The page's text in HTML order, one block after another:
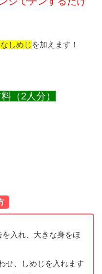
しめじ を加えます！
（2人分）
入れ、大きな身をほ
せ、しめじを入れます